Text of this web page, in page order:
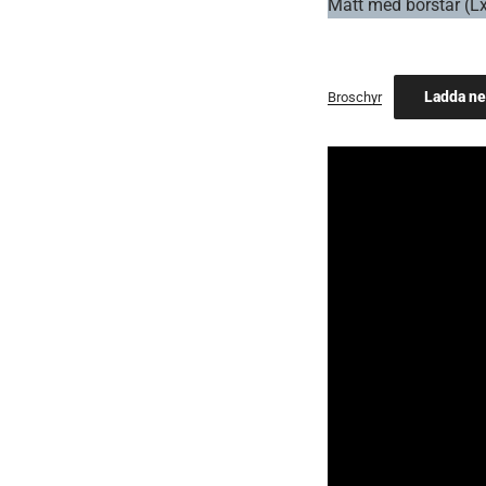
Mått med borstar
Broschyr Ladda